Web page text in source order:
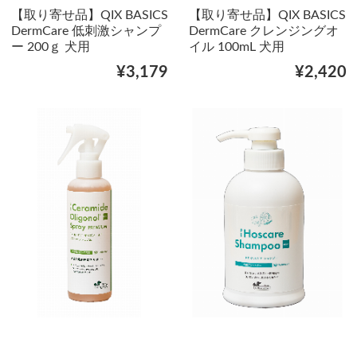
【取り寄せ品】QIX BASICS
DermCare 低刺激シャンプ
ー 200ｇ 犬用
¥3,179
【取り寄せ品】QIX BASICS
DermCare クレンジングオ
イル 100mL 犬用
¥2,420